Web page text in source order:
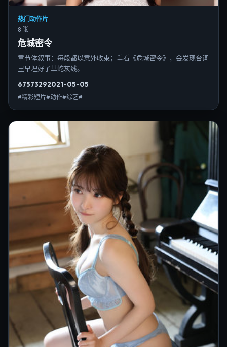
热门动作片
8 张
危城密令
章节体叙事：每段都以意外收束；重看《危城密令》，会发现台词
里早埋好了草蛇灰线。
67573292021-05-05
#精彩短片#动作#综艺#